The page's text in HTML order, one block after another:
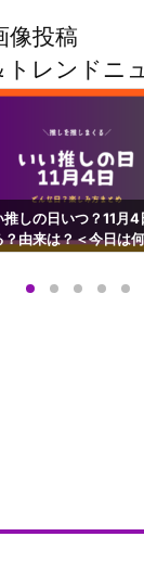
像投稿
レンドニ
推しの日いつ？11月4
？由来は？＜今日は